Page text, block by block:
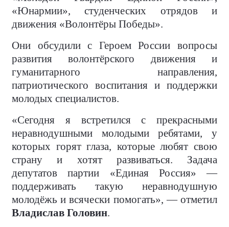
«Юнармии», студенческих отрядов и
движения «Волонтёры Победы».
Они обсудили с Героем России вопросы
развития волонтёрского движения и
гуманитарного направления,
патриотического воспитания и поддержки
молодых специалистов.
«Сегодня я встретился с прекрасными
неравнодушными молодыми ребятами, у
которых горят глаза, которые любят свою
страну и хотят развиваться. Задача
депутатов партии «Единая Россия» —
поддерживать такую неравнодушную
молодёжь и всячески помогать», — отметил
Владислав Головин.